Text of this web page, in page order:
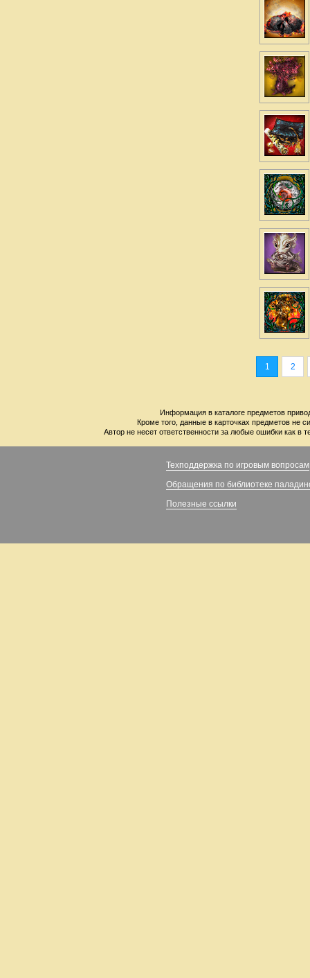
1 2
Информация в каталоге предметов
Кроме того, данные в карточках предметов не
Автор не несет ответственности за любые ошибки как в
Техподдержка по игровым вопросам
Обращения по библиотеке
Полезные ссылки